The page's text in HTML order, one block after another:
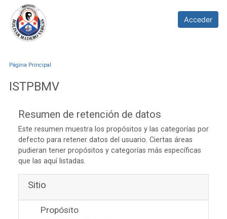
Salta al contenido principal
ISTPBMV
Acceder
Página Principal
ISTPBMV
Resumen de retención de datos
Este resumen muestra los propósitos y las categorías por
defecto para retener datos del usuario. Ciertas áreas
pudieran tener propósitos y categorías más específicas
que las aquí listadas.
Sitio
Propósito